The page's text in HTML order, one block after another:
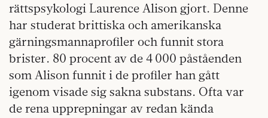
rättspsykologi Laurence Alison gjort. Denne
har studerat brittiska och amerikanska
gärningsmannaprofiler och funnit stora
brister. 80 procent av de 4 000 påståenden
som Alison funnit i de profiler han gått
igenom visade sig sakna substans. Ofta var
de rena upprepningar av redan kända